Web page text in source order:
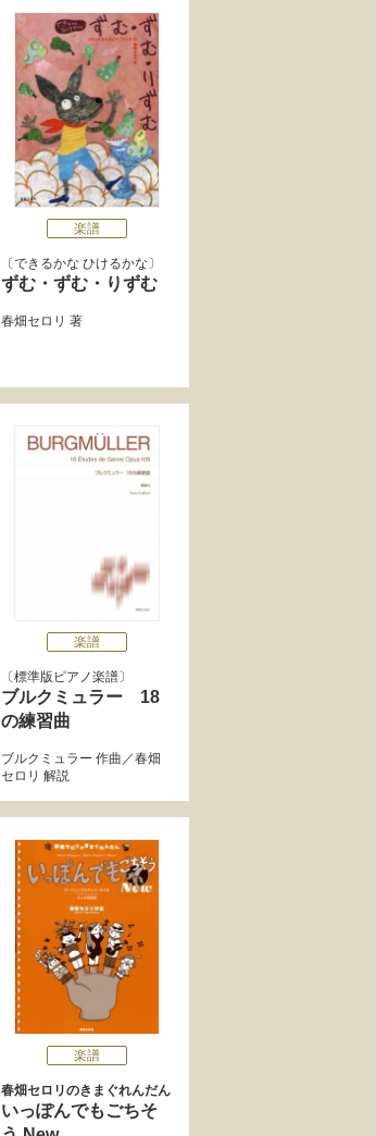
楽譜
できるかな ひけるかな
ずむ・ずむ・りずむ
春畑セロリ 著
楽譜
標準版ピアノ楽譜
ブルクミュラー 18
の練習曲
ブルクミュラー 作曲／春畑
セロリ 解説
楽譜
春畑セロリのきまぐれんだん
いっぽんでもごちそ